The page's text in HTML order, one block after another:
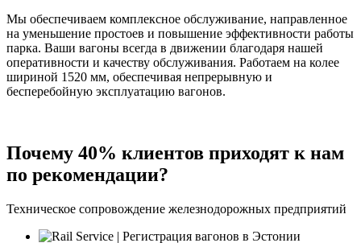
Мы обеспечиваем комплексное обслуживание, направленное
на уменьшение простоев и повышение эффективности работы
парка. Ваши вагоны всегда в движении благодаря нашей
оперативности и качеству обслуживания. Работаем на колее
шириной 1520 мм, обеспечивая непрерывную и
бесперебойную эксплуатацию вагонов.
Почему 40% клиентов приходят к нам
по рекомендации?
Техническое сопровождение железнодорожных предприятий